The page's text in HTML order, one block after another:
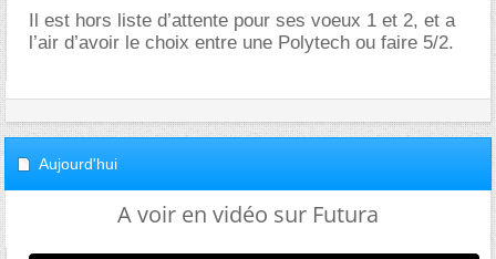
Il est hors liste d’attente pour ses voeux 1 et 2, et a
l’air d’avoir le choix entre une Polytech ou faire 5/2.
Aujourd'hui
A voir en vidéo sur Futura